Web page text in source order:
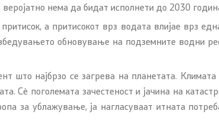
нема да бидат исполнети до 2030
а притисокот врз водата влијае врз
обновување на подземните водни
што најбрзо се загрева на планетата.
Сѐ поголемата зачестеност и јачина на
за ублажување, ја нагласуваат итната